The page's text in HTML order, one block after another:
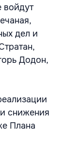
войдут
дел и
Додон,
снижения
Плана